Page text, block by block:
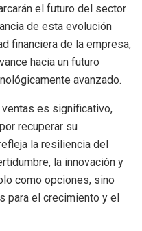
el futuro del sector
de esta evolución
financiera de la empresa,
hacia un futuro
avanzado.
es significativo,
recuperar su
la resiliencia del
la innovación y
como opciones, sino
para el crecimiento y el